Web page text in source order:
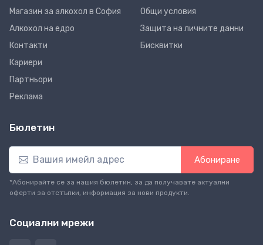
Магазин за алкохол в София
Алкохол на едро
Контакти
Кариери
Партньори
Реклама
Общи условия
Защита на личните данни
Бисквитки
Бюлетин
Абониране
*Абонирайте се за нашия бюлетин, за да получавате актуални
оферти за отстъпки, информация за нови продукти.
Социални мрежи